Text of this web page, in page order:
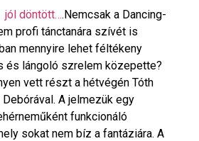
jól döntött….Nemcsak a Dancing-
profi tánctanára szívét is
mennyire lehet féltékeny
és lángoló szrelem közepette?
vett részt a hétvégén Tóth
A jelmezük egy
funkcionáló
sokat nem bíz a fantáziára. A